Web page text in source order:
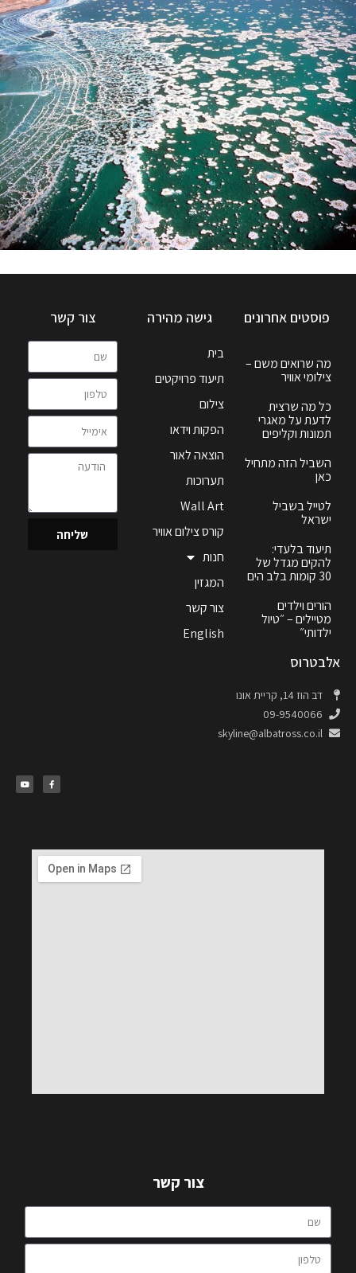
ים המלח
ים המלח יופיו אינו ידוע – פלאי ים המלח הספר מאת: דובי טל שעה
ורבע בדיוק אני נוסע מביתי בגוש
קרא עוד ←
פוסטים אחרונים
מה שרואים משם –
צילומי אוויר
כל מה שרצית
לדעת על מאגרי
תמונות וקליפים
השביל הזה מתחיל
כאן
לטייל בשביל
ישראל
תיעוד בלעדי:
להקים מגדל של
30 קומות בלב הים
הורים וילדים
מטיילים – ״טיול
ילדותי״
גישה מהירה
בית
תיעוד פרויקטים
צילום
הפקות וידאו
הוצאה לאור
תערוכות
Wall Art
קורס צילום אוויר
חנות
המגזין
צור קשר
English
צור קשר
שליחה
אלבטרוס
דב הוז 14, קריית אונו
09-9540066
skyline@albatross.co.il
צור קשר